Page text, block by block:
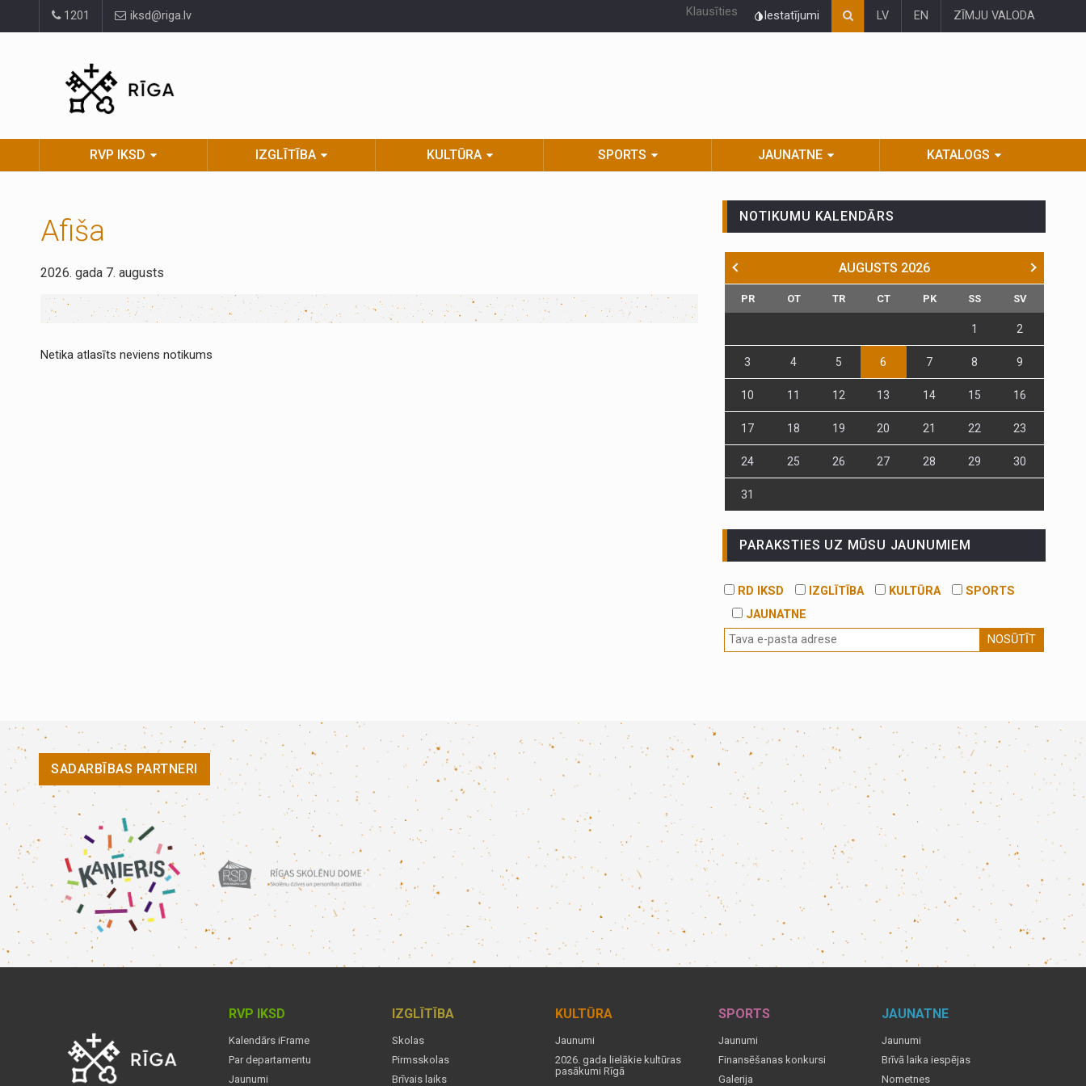
1201 iksd@riga.lv Klausīties Iestatījumi LV EN ZĪMJU VALODA
RVP IKSD IZGLĪTĪBA KULTŪRA SPORTS JAUNATNE KATALOGS
Afiša
2026. gada 7. augusts
Netika atlasīts neviens notikums
NOTIKUMU KALENDĀRS
AUGUSTS 2026
PR OT TR CT PK SS SV
1 2
3 4 5 6 7 8 9
10 11 12 13 14 15 16
17 18 19 20 21 22 23
24 25 26 27 28 29 30
31
PARAKSTIES UZ MŪSU JAUNUMIEM
RD IKSD IZGLĪTĪBA KULTŪRA
SPORTS
JAUNATNE
NOSŪTĪT
SADARBĪBAS PARTNERI
RVP IKSD
Kalendārs iFrame
Par departamentu
Jaunumi
IZGLĪTĪBA
Skolas
Pirmsskolas
Brīvais laiks
KULTŪRA
Jaunumi
2026. gada lielākie kultūras
pasākumi Rīgā
SPORTS
Jaunumi
Finansēšanas konkursi
Galerija
JAUNATNE
Jaunumi
Brīvā laika iespējas
Nometnes